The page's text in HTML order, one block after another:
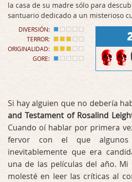
la casa de su madre sólo para
santuario dedicado a un misterioso
DIVERSIÓN:
TERROR:
ORIGINALIDAD:
GORE:
Si hay alguien que no debería
and Testament of Rosalind
Cuando oí hablar por primera
fervor con el que
inevitablemente que era
una de las películas del año.
molesté en leer las críticas al